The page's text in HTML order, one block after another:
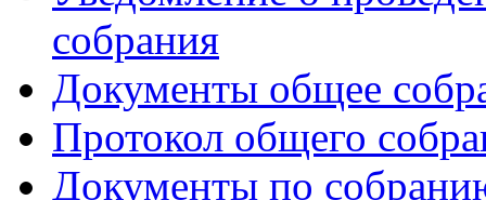
собрания
Документы общее
Протокол общего
Документы по